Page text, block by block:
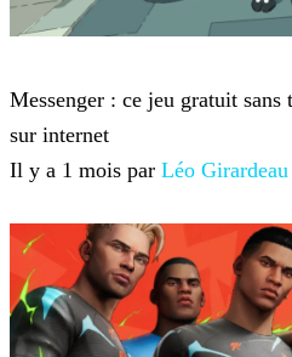
Messenger : ce jeu gratuit sans
sur internet
Il y a 1 mois par Léo Girardeau